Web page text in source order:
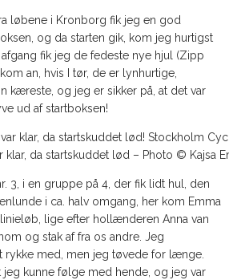
løbene i Kronborg fik jeg en god
og da starten gik, kom jeg hurtigst
fik jeg de fedeste nye hjul (Zipp
an, hvis I tør, de er lynhurtige,
kæreste, og jeg er sikker på, at det var
ud af startboksen!
klar, da startskuddet lød – Photo © Kajsa
3, i en gruppe på 4, der fik lidt hul, den
i ca. halv omgang, her kom Emma
lige efter hollænderen Anna van
og stak af fra os andre. Jeg
rykke med, men jeg tøvede for længe.
jeg kunne følge med hende, og jeg var